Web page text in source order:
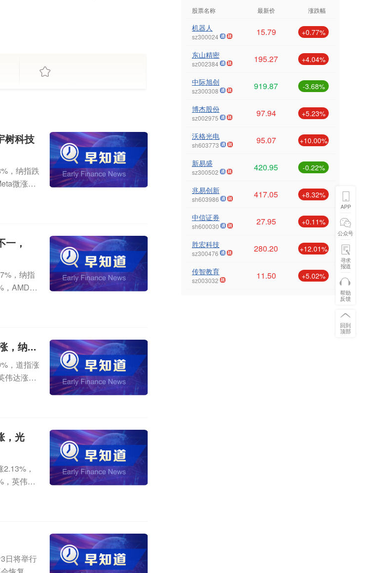
树科技
，纳指跌
微涨；
，
，纳指
，AMD跌
，纳...
，道指涨
伟达涨超
，光
，
，英伟达
日将举行
股票名称 最新价 涨跌幅
机器人
sz300024 15.79 +0.77%
东山精密
sz002384 195.27 +4.04%
中际旭创
sz300308 919.87 -3.68%
博杰股份
sz002975 97.94 +5.23%
沃格光电
sh603773 95.07 +10.00%
新易盛
sz300502 420.95 -0.22%
兆易创新
sh603986 417.05 +8.32%
中信证券
sh600030 27.95 +0.11%
胜宏科技
sz300476 280.20 +12.01%
传智教育
sz003032 11.50 +5.02%
APP
公众号
寻求
报道
帮助
反馈
回到
顶部